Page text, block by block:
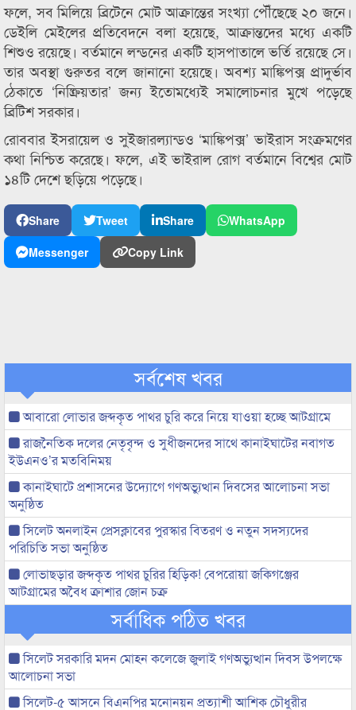
ফলে, সব মিলিয়ে ব্রিটেনে মোট আক্রান্তের সংখ্যা পৌঁছেছে ২০ জনে।
ডেইলি মেইলের প্রতিবেদনে বলা হয়েছে, আক্রান্তদের মধ্যে একটি
শিশুও রয়েছে। বর্তমানে লন্ডনের একটি হাসপাতালে ভর্তি রয়েছে সে।
তার অবস্থা গুরুতর বলে জানানো হয়েছে। অবশ্য মাঙ্কিপক্স প্রাদুর্ভাব
ঠেকাতে ‘নিষ্ক্রিয়তার’ জন্য ইতোমধ্যেই সমালোচনার মুখে পড়েছে
ব্রিটিশ সরকার।
রোববার ইসরায়েল ও সুইজারল্যান্ডও ‘মাঙ্কিপক্স’ ভাইরাস সংক্রমণের
কথা নিশ্চিত করেছে। ফলে, এই ভাইরাল রোগ বর্তমানে বিশ্বের মোট
১৪টি দেশে ছড়িয়ে পড়েছে।
Share Tweet Share
WhatsApp
Messenger
Copy Link
সর্বশেষ খবর
আবারো লোভার জব্দকৃত পাথর চুরি করে নিয়ে যাওয়া হচ্ছে আটগ্রামে
রাজনৈতিক দলের নেতৃবৃন্দ ও সুধীজনদের সাথে কানাইঘাটের নবাগত
ইউএনও’র মতবিনিময়
কানাইঘাটে প্রশাসনের উদ্যোগে গণঅভ্যুত্থান দিবসের আলোচনা সভা
অনুষ্ঠিত
সিলেট অনলাইন প্রেসক্লাবের পুরস্কার বিতরণ ও নতুন সদস্যদের
পরিচিতি সভা অনুষ্ঠিত
লোভাছড়ার জব্দকৃত পাথর চুরির হিড়িক! বেপরোয়া জকিগঞ্জের
আটগ্রামের অবৈধ ক্রাশার জোন চক্র
সর্বাধিক পঠিত খবর
সিলেট সরকারি মদন মোহন কলেজে জুলাই গণঅভ্যুত্থান দিবস উপলক্ষে
আলোচনা সভা
সিলেট-৫ আসনে বিএনপির মনোনয়ন প্রত্যাশী আশিক চৌধুরীর